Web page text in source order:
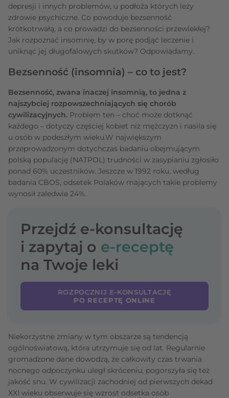
depresji i innych problemów, u podłoża których leży
zdrowie psychiczne. Co powoduje bezsenność
krótkotrwałą, a co prowadzi do bezsenności przewlekłej?
Jak rozpoznać insomnię, by w porę podjąć leczenie i
uniknąć jej długofalowych skutków? Odpowiadamy.
Bezsenność (insomnia) – co to jest?
Bezsenność, zwana inaczej insomnią, to jedna z
najszybciej rozpowszechniających się chorób
cywilizacyjnych. Problem ten – choć może dotknąć
każdego – dotyczy częściej kobiet niż mężczyzn i nasila się
u osób w podeszłym wieku.W największym
przeprowadzonym dotychczas badaniu obejmującym
polską populację (NATPOL) trudności w zasypianiu zgłosiło
ponad 60% uczestników. Jeszcze w 1992 roku, według
badania CBOS, odsetek Polaków mających takie problemy
wynosił zaledwie 24%.
Przejdź e-konsultację
i zapytaj o e-receptę
na Twoje leki
ROZPOCZNIJ E-KONSULTACJĘ
PO RECEPTĘ ONLINE
Niekorzystne zmiany w tym obszarze są tendencją
ogólnoświatową, która utrzymuje się od lat. Regularnie
gromadzone dane dowodzą, że całkowity czas trwania
nocnego odpoczynku uległ skróceniu, pogorszyła się też
jakość snu. W cywilizacji zachodniej od pierwszych dekad
XXI wieku obserwuje się wzrost odsetka osób